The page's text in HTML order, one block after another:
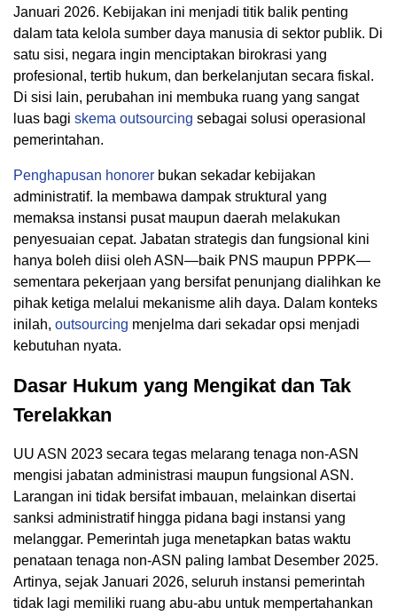
Januari 2026. Kebijakan ini menjadi titik balik penting
dalam tata kelola sumber daya manusia di sektor publik. Di
satu sisi, negara ingin menciptakan birokrasi yang
profesional, tertib hukum, dan berkelanjutan secara fiskal.
Di sisi lain, perubahan ini membuka ruang yang sangat
luas bagi skema outsourcing sebagai solusi operasional
pemerintahan.
Penghapusan honorer bukan sekadar kebijakan
administratif. Ia membawa dampak struktural yang
memaksa instansi pusat maupun daerah melakukan
penyesuaian cepat. Jabatan strategis dan fungsional kini
hanya boleh diisi oleh ASN—baik PNS maupun PPPK—
sementara pekerjaan yang bersifat penunjang dialihkan ke
pihak ketiga melalui mekanisme alih daya. Dalam konteks
inilah, outsourcing menjelma dari sekadar opsi menjadi
kebutuhan nyata.
Dasar Hukum yang Mengikat dan Tak
Terelakkan
UU ASN 2023 secara tegas melarang tenaga non-ASN
mengisi jabatan administrasi maupun fungsional ASN.
Larangan ini tidak bersifat imbauan, melainkan disertai
sanksi administratif hingga pidana bagi instansi yang
melanggar. Pemerintah juga menetapkan batas waktu
penataan tenaga non-ASN paling lambat Desember 2025.
Artinya, sejak Januari 2026, seluruh instansi pemerintah
tidak lagi memiliki ruang abu-abu untuk mempertahankan